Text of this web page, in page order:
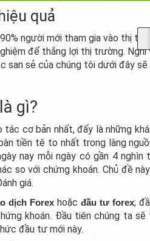
quả
người mới tham gia vào thị
để thắng lợi thị trường.
san sẻ của chúng tôi dưới đây
gì?
cơ bản nhất, đấy là những
tiền tệ to nhất trong làng
nay mỗi ngày có gần 4
so với chứng khoán. Chủ đề
giá.
dịch Forexhoặc đầu tư forex;
khoán. Đầu tiên chúng ta
đầu tư mới này.